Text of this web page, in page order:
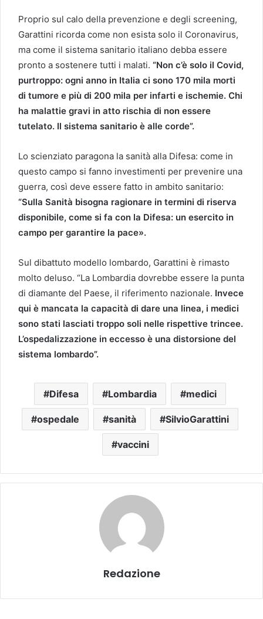
Proprio sul calo della prevenzione e degli screening,
Garattini ricorda come non esista solo il Coronavirus,
ma come il sistema sanitario italiano debba essere
pronto a sostenere tutti i malati. “Non c’è solo il Covid,
purtroppo: ogni anno in Italia ci sono 170 mila morti
di tumore e più di 200 mila per infarti e ischemie. Chi
ha malattie gravi in atto rischia di non essere
tutelato. Il sistema sanitario è alle corde”.
Lo scienziato paragona la sanità alla Difesa: come in
questo campo si fanno investimenti per prevenire una
guerra, così deve essere fatto in ambito sanitario:
“Sulla Sanità bisogna ragionare in termini di riserva
disponibile, come si fa con la Difesa: un esercito in
campo per garantire la pace».
Sul dibattuto modello lombardo, Garattini è rimasto
molto deluso. “La Lombardia dovrebbe essere la punta
di diamante del Paese, il riferimento nazionale. Invece
qui è mancata la capacità di dare una linea, i medici
sono stati lasciati troppo soli nelle rispettive trincee.
L’ospedalizzazione in eccesso è una distorsione del
sistema lombardo”.
Difesa Lombardia medici
ospedale sanità SilvioGarattini
vaccini
Redazione